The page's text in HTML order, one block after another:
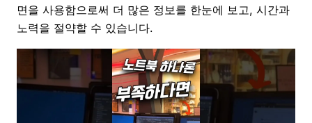
면을 사용함으로써 더 많은 정보를 한눈에 보고, 시간과
노력을 절약할 수 있습니다.